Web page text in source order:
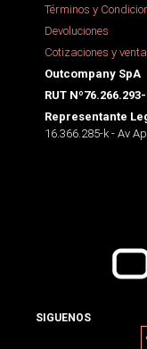
Términos y
Devoluciones
Cotizaciones y
Outcompany SpA
RUT
Representante
16.366.285-k - Av
SIGUENOS